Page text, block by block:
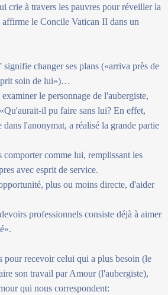
crie à travers les pauvres pour réveiller la
affirme le Concile Vatican II dans un
signifie changer ses plans («arriva près de
soin de lui»)…
le personnage de l'aubergiste,
il pu faire sans lui? En effet,
l'anonymat, a réalisé la grande partie
comporter comme lui, remplissant les
avec esprit de service.
plus ou moins directe, d'aider
professionnels consiste déjà à aimer
pour recevoir celui qui a plus besoin (le
son travail par Amour (l'aubergiste),
qui nous correspondent: